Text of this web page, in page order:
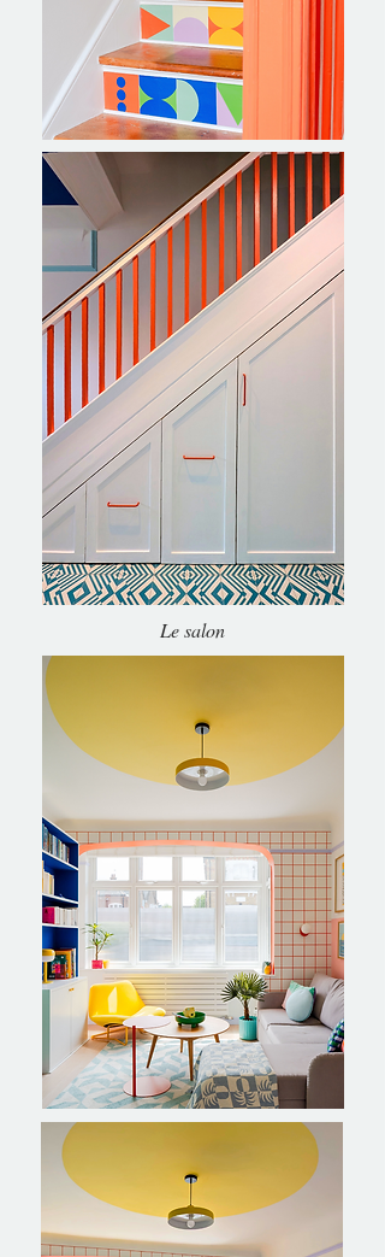
Le salon